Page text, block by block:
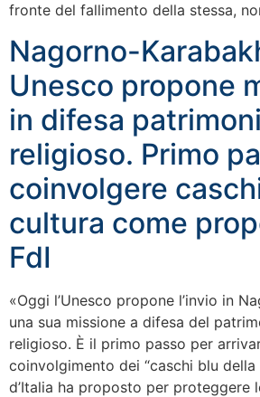
fronte del fallimento della stessa,
Nagorno-
Unesco propone
in difesa
religioso. Primo
coinvolgere
cultura come
FdI
«Oggi l’Unesco propone l’invio in
una sua missione a difesa del
religioso. È il primo passo per
coinvolgimento dei “caschi blu della
d’Italia ha proposto per proteggere